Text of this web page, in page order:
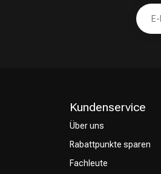
Kundenservice
Über uns
Rabattpunkte sparen
Fachleute